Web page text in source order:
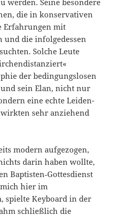
werden. Seine besondere
die in konservativen
Erfahrungen mit
und die infolgedessen
Solche Leute
der bedingungslosen
sein Elan, nicht nur
eine echte Leiden­
sehr anziehend
modern aufgezogen,
darin haben wollte,
Baptisten‑Gottesdienst
hier im
spielte Keyboard in der
schließlich die